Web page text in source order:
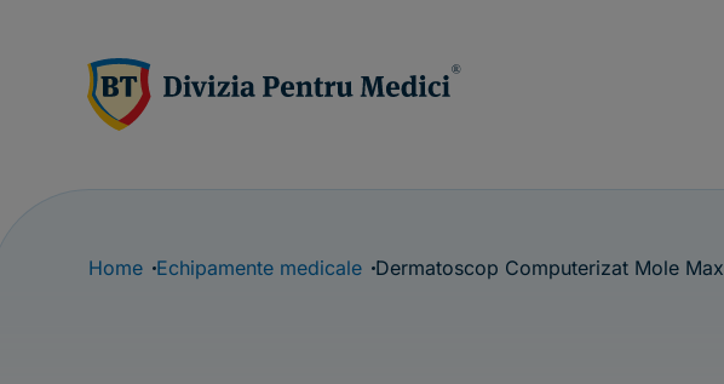
Home Echipamente medicale Dermatoscop Computerizat Mole Max